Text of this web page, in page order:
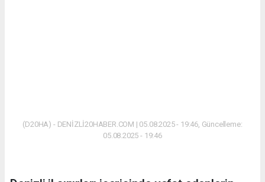
(D20HA) - DENİZLİ20HABER.COM | 05.08.2025 - 19:46, Güncelleme:
05.08.2025 - 19:46